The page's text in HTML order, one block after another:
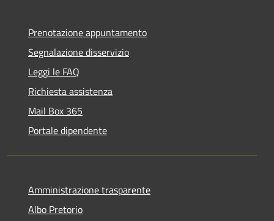
Prenotazione appuntamento
Segnalazione disservizio
Leggi le FAQ
Richiesta assistenza
Mail Box 365
Portale dipendente
Amministrazione trasparente
Albo Pretorio